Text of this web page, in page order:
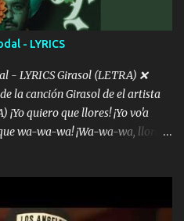
malo son los nombres de tus
energía del diablo " ¿Si ...
- LYRICS
- LYRICS Girasol (LETRA) ❌
la canción Girasol de el artista
quiero que llores! ¡Yo vo'a
wa-wa-wa! ¡Wa-wa-wa, llores!
usa a todo el mundo pa' conectar